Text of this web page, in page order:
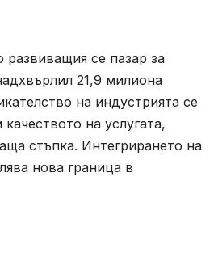
се пазар за
21,9 милиона
на индустрията се
на услугата,
стъпка. Интегрирането на
нова граница в